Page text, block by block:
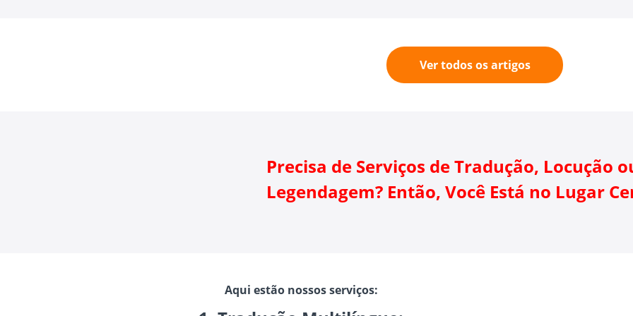
Ver todos os artigos
Precisa de Serviços de Tradução, Locução
Legendagem? Então, Você Está no Lugar
Aqui estão nossos serviços: